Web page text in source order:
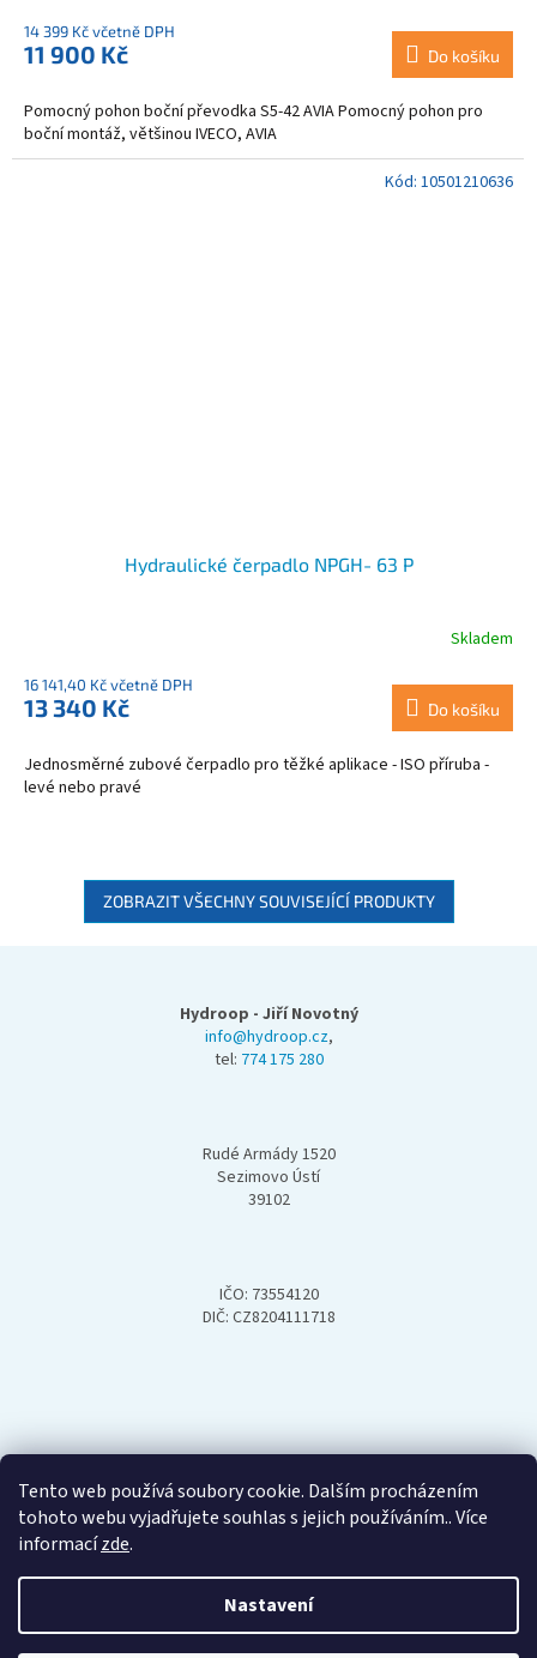
Tento web používá soubory cookie. Dalším procházením
tohoto webu vyjadřujete souhlas s jejich používáním.. Více
informacízde.
Nastavení
14 399 Kč včetně DPH
11 900 Kč Do košíku
Pomocný pohon boční převodka S5-42 AVIA Pomocný pohon pro
boční montáž, většinou IVECO, AVIA
Hydraulické čerpadlo NPGH- 63 P
Skladem
16 141,40 Kč včetně DPH
13 340 Kč Do košíku
Jednosměrné zubové čerpadlo pro těžké aplikace - ISO příruba -
levé nebo pravé
Kód: 10501210636
ZOBRAZIT VŠECHNY SOUVISEJÍCÍ PRODUKTY
Hydroop - Jiří Novotný
info@hydroop.cz,
tel: 774 175 280
Rudé Armády 1520
Sezimovo Ústí
39102
IČO: 73554120
DIČ: CZ8204111718
Vytvořil Shoptet